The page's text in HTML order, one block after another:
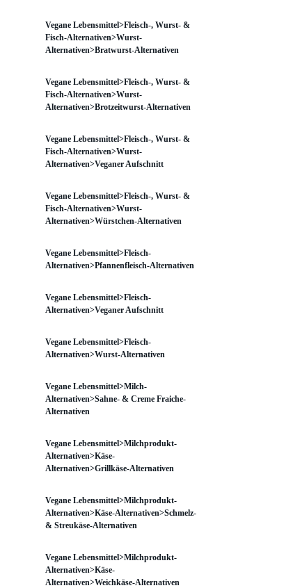
Vegane Lebensmittel>Fleisch-, Wurst- &
Fisch-Alternativen>Wurst-
Alternativen>Bratwurst-Alternativen
Vegane Lebensmittel>Fleisch-, Wurst- &
Fisch-Alternativen>Wurst-
Alternativen>Brotzeitwurst-Alternativen
Vegane Lebensmittel>Fleisch-, Wurst- &
Fisch-Alternativen>Wurst-
Alternativen>Veganer Aufschnitt
Vegane Lebensmittel>Fleisch-, Wurst- &
Fisch-Alternativen>Wurst-
Alternativen>Würstchen-Alternativen
Vegane Lebensmittel>Fleisch-
Alternativen>Pfannenfleisch-Alternativen
Vegane Lebensmittel>Fleisch-
Alternativen>Veganer Aufschnitt
Vegane Lebensmittel>Fleisch-
Alternativen>Wurst-Alternativen
Vegane Lebensmittel>Milch-
Alternativen>Sahne- & Creme Fraiche-
Alternativen
Vegane Lebensmittel>Milchprodukt-
Alternativen>Käse-
Alternativen>Grillkäse-Alternativen
Vegane Lebensmittel>Milchprodukt-
Alternativen>Käse-Alternativen>Schmelz-
& Streukäse-Alternativen
Vegane Lebensmittel>Milchprodukt-
Alternativen>Käse-
Alternativen>Weichkäse-Alternativen